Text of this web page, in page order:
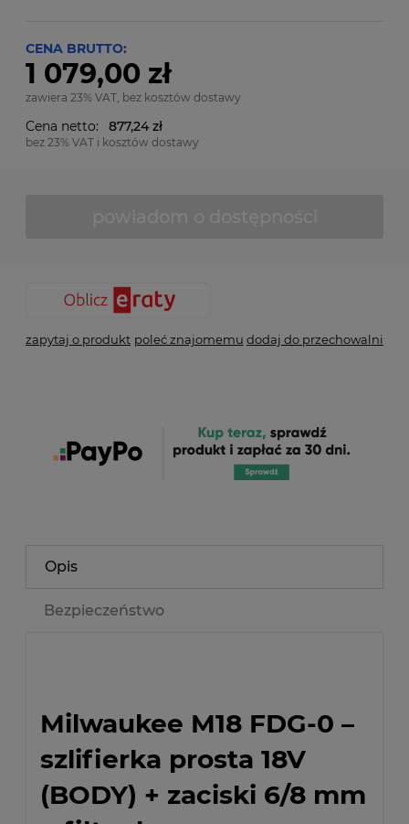
CENA BRUTTO:
1 079,00 zł
zawiera 23% VAT, bez kosztów dostawy
Cena netto: 877,24 zł
bez 23% VAT i kosztów dostawy
zapytaj o produkt poleć znajomemu dodaj do przechowalni
Opis
Bezpieczeństwo
Milwaukee M18 FDG-0 –
szlifierka prosta 18V
(BODY) + zaciski 6/8 mm